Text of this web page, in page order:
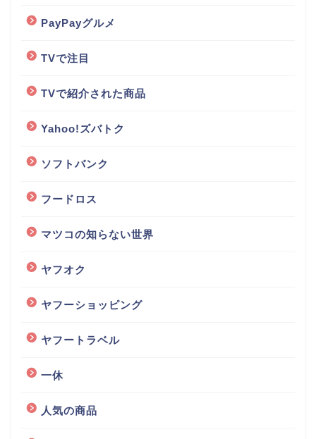
PayPayグルメ
TVで注目
TVで紹介された商品
Yahoo!ズバトク
ソフトバンク
フードロス
マツコの知らない世界
ヤフオク
ヤフーショッピング
ヤフートラベル
一休
人気の商品